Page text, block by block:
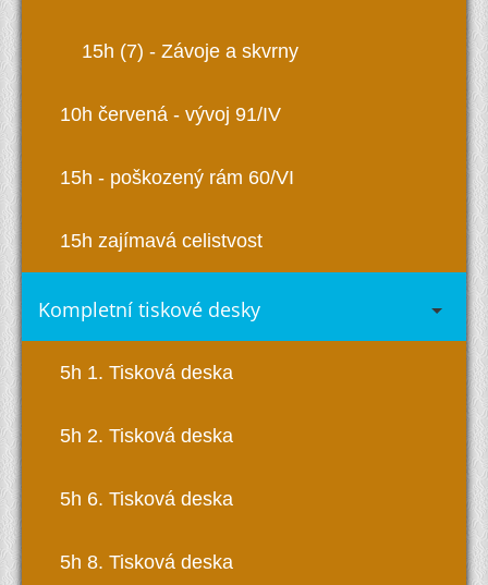
15h (7) - Závoje a skvrny
10h červená - vývoj 91/IV
15h - poškozený rám 60/VI
15h zajímavá celistvost
Kompletní tiskové desky
5h 1. Tisková deska
5h 2. Tisková deska
5h 6. Tisková deska
5h 8. Tisková deska